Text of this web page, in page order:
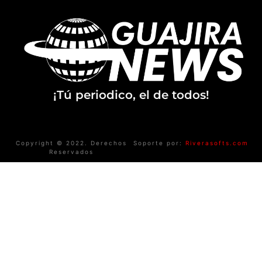
¡Tú periodico, el de todos!
Copyright © 2022. Derechos
Reservados
Soporte por: Riverasofts.com